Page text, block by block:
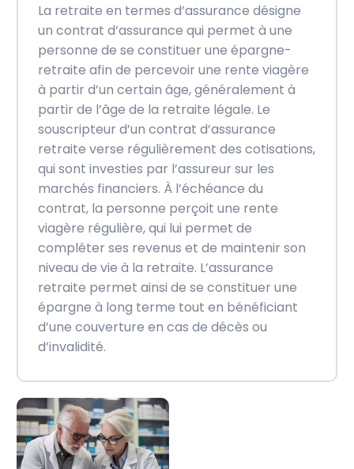
La retraite en termes d’assurance désigne
un contrat d’assurance qui permet à une
personne de se constituer une épargne-
retraite afin de percevoir une rente viagère
à partir d’un certain âge, généralement à
partir de l’âge de la retraite légale. Le
souscripteur d’un contrat d’assurance
retraite verse régulièrement des cotisations,
qui sont investies par l’assureur sur les
marchés financiers. À l’échéance du
contrat, la personne perçoit une rente
viagère régulière, qui lui permet de
compléter ses revenus et de maintenir son
niveau de vie à la retraite. L’assurance
retraite permet ainsi de se constituer une
épargne à long terme tout en bénéficiant
d’une couverture en cas de décès ou
d’invalidité.